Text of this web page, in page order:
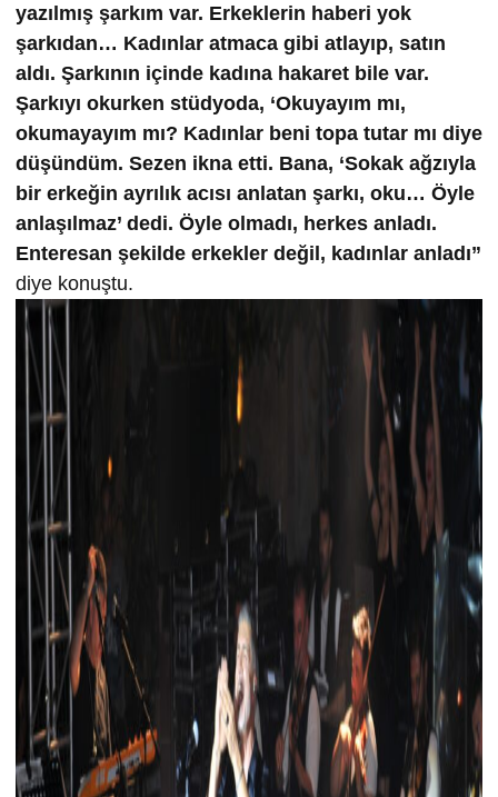
yazılmış şarkım var. Erkeklerin haberi yok
şarkıdan… Kadınlar atmaca gibi atlayıp, satın
aldı. Şarkının içinde kadına hakaret bile var.
Şarkıyı okurken stüdyoda, ‘Okuyayım mı,
okumayayım mı? Kadınlar beni topa tutar mı diye
düşündüm. Sezen ikna etti. Bana, ‘Sokak ağzıyla
bir erkeğin ayrılık acısı anlatan şarkı, oku… Öyle
anlaşılmaz’ dedi. Öyle olmadı, herkes anladı.
Enteresan şekilde erkekler değil, kadınlar anladı”
diye konuştu.